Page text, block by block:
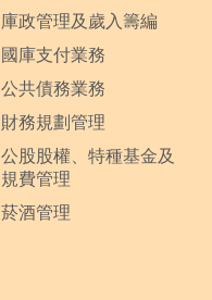
庫政管理及歲入籌編
國庫支付業務
公共債務業務
財務規劃管理
公股股權、特種基金及
規費管理
菸酒管理